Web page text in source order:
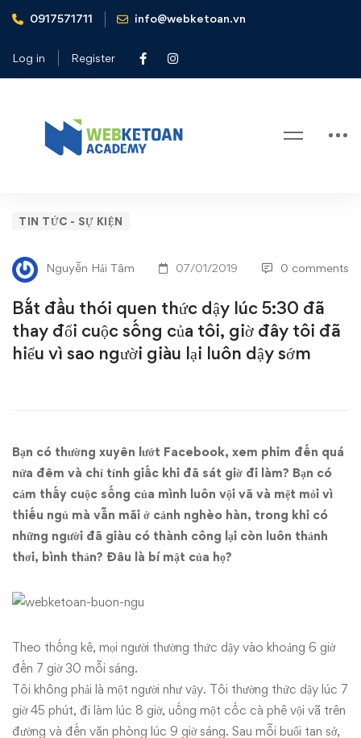
0917571711 info@webketoan.vn
Log in Register
Home
Tin tức - Sự kiện
của tôi, giờ đây tôi đã hiểu vì sao người giàu lại luôn dậy sớm
Bắt
đầu
thói
quen
thức
lúc
5:30
đã
thay
đổi
sống
của
tôi,
TIN TỨC - SỰ KIỆN
Nguyễn Hải Tâm 07/01/2019 0 comments
Bắt đầu thói quen thức dậy lúc 5:30 đã
thay đổi cuộc sống của tôi, giờ đây tôi đã
hiểu vì sao người giàu lại luôn dậy sớm
Bạn có thường xuyên lướt Facebook, xem phim đến quá
nửa đêm và chỉ tỉnh giấc khi đã sát giờ đi làm? Bạn có
cảm thấy cuộc sống của mình luôn vội vã và mệt mỏi vì
thiếu ngủ mà vẫn mãi ở cảnh nghèo hàn, trong khi có
những người đã giàu có thành công lại còn luôn thảnh
thơi, bình thản? Đâu là bí mật của họ?
Theo thống kê, mọi người thường thức dậy vào khoảng 6 giờ
đến 7 giờ 30 mỗi sáng.
Tôi không phải là một người như vậy. Tôi thường thức dậy lúc 7
giờ 45 phút, đi làm lúc 8 giờ, uống một cốc cà phê vội vã trên
đường và đến văn phòng lúc 9 giờ sáng. Sau mỗi buổi tan sở,